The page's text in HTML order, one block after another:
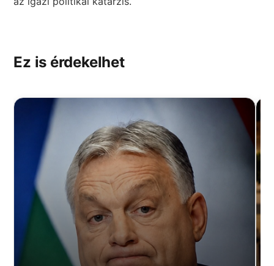
Ez is érdekelhet